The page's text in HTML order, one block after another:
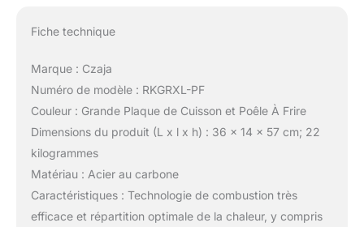
Fiche technique
Marque : Czaja
Numéro de modèle : RKGRXL-PF
Couleur : Grande Plaque de Cuisson et Poêle À Frire
Dimensions du produit (L x l x h) : 36 x 14 x 57 cm; 22
kilogrammes
Matériau : Acier au carbone
Caractéristiques : Technologie de combustion très
efficace et répartition optimale de la chaleur, y compris